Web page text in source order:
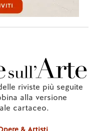
riviste più seguite
alla versione
cartaceo.